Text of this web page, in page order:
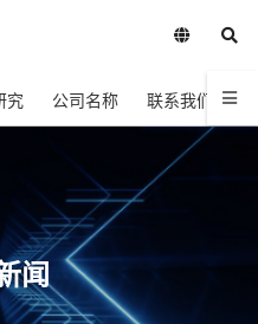
究 公司名称 联系我们
闻